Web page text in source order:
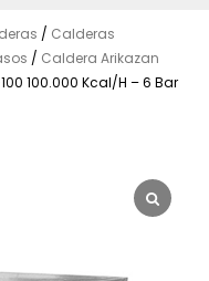
/ Calderas
/ Caldera Arikazan
100.000 Kcal/H – 6 Bar